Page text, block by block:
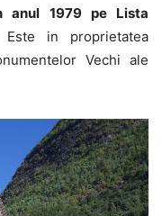
anul 1979 pe Lista
in proprietatea
Vechi ale